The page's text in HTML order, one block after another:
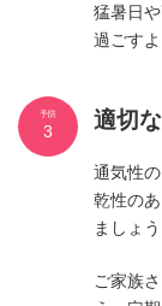
猛暑日
過ごすよ
適切
通気性
乾性の
ましょう
ご家族
予防
3